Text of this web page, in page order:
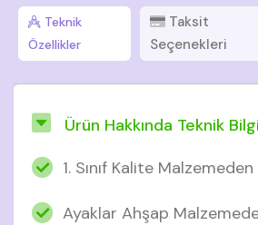
Teknik
Özellikler
Taksit
Seçenekleri
Ürün Hakkında Teknik
1. Sınıf Kalite
Ayaklar Ahşap